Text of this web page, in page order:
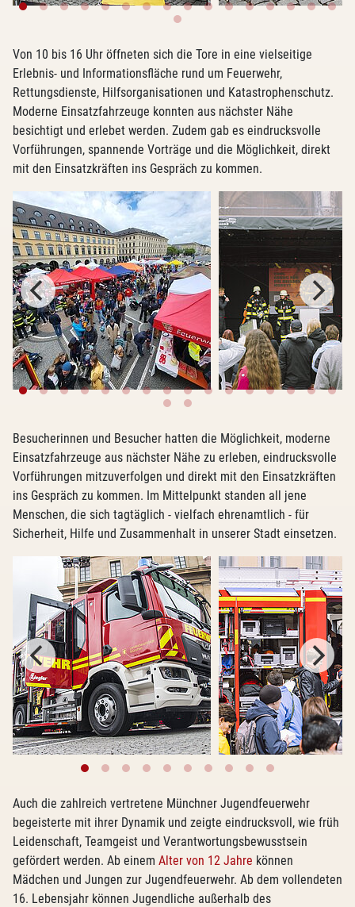
Von 10 bis 16 Uhr öffneten sich die Tore in eine vielseitige
Erlebnis- und Informationsfläche rund um Feuerwehr,
Rettungsdienste, Hilfsorganisationen und Katastrophenschutz.
Moderne Einsatzfahrzeuge konnten aus nächster Nähe
besichtigt und erlebet werden. Zudem gab es eindrucksvolle
Vorführungen, spannende Vorträge und die Möglichkeit, direkt
mit den Einsatzkräften ins Gespräch zu kommen.
Besucherinnen und Besucher hatten die Möglichkeit, moderne
Einsatzfahrzeuge aus nächster Nähe zu erleben, eindrucksvolle
Vorführungen mitzuverfolgen und direkt mit den Einsatzkräften
ins Gespräch zu kommen. Im Mittelpunkt standen all jene
Menschen, die sich tagtäglich - vielfach ehrenamtlich - für
Sicherheit, Hilfe und Zusammenhalt in unserer Stadt einsetzen.
Auch die zahlreich vertretene Münchner Jugendfeuerwehr
begeisterte mit ihrer Dynamik und zeigte eindrucksvoll, wie früh
Leidenschaft, Teamgeist und Verantwortungsbewusstsein
gefördert werden. Ab einem Alter von 12 Jahre können
Mädchen und Jungen zur Jugendfeuerwehr. Ab dem vollendeten
16. Lebensjahr können Jugendliche außerhalb des